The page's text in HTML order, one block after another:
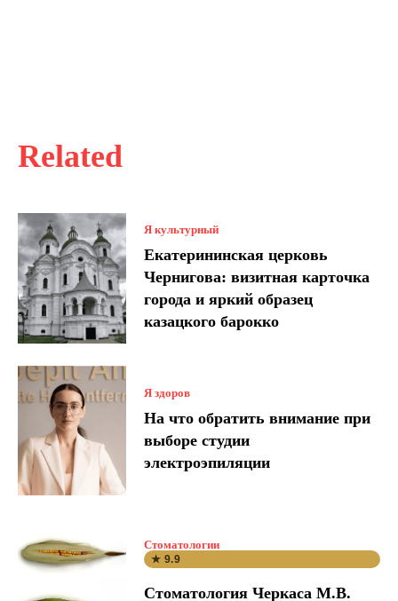
Related
Я культурный
Екатерининская церковь
Чернигова: визитная карточка
города и яркий образец
казацкого барокко
Я здоров
На что обратить внимание при
выборе студии
электроэпиляции
Стоматологии
★ 9.9
Стоматология Черкаса М.В.